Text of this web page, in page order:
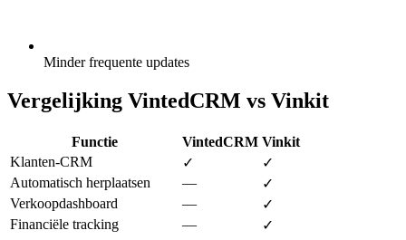
Minder frequente updates
Vergelijking VintedCRM vs Vinkit
Functie VintedCRM Vinkit
Klanten-CRM
✓
✓
Automatisch herplaatsen
—
✓
Verkoopdashboard
—
✓
Financiële tracking
—
✓